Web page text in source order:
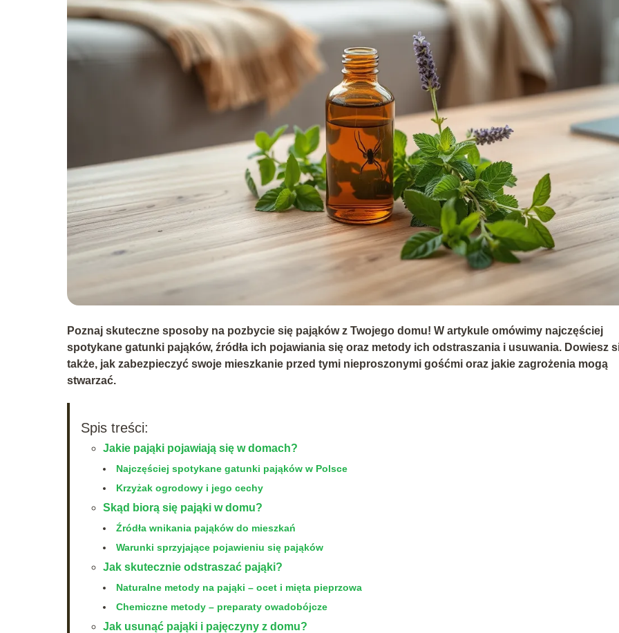
Poznaj skuteczne sposoby na pozbycie się pająków z Twojego domu! W artykule omówimy najczęściej
spotykane gatunki pająków, źródła ich pojawiania się oraz metody ich odstraszania i usuwania. Dowiesz
także, jak zabezpieczyć swoje mieszkanie przed tymi nieproszonymi gośćmi oraz jakie zagrożenia mogą
stwarzać.
Spis treści:
Jakie pająki pojawiają się w domach?
Najczęściej spotykane gatunki pająków w Polsce
Krzyżak ogrodowy i jego cechy
Skąd biorą się pająki w domu?
Źródła wnikania pająków do mieszkań
Warunki sprzyjające pojawieniu się pająków
Jak skutecznie odstraszać pająki?
Naturalne metody na pająki – ocet i mięta pieprzowa
Chemiczne metody – preparaty owadobójcze
Jak usunąć pająki i pajęczyny z domu?